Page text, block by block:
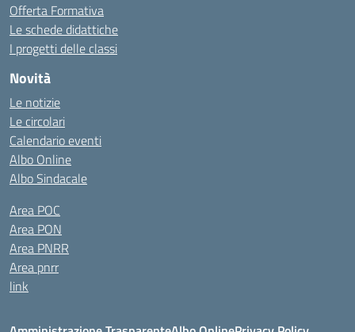
Offerta Formativa
Le schede didattiche
I progetti delle classi
Novità
Le notizie
Le circolari
Calendario eventi
Albo Online
Albo Sindacale
Area POC
Area PON
Area PNRR
Area pnrr
link